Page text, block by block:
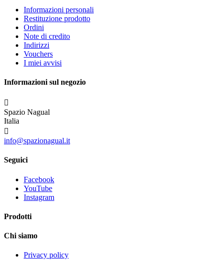
Informazioni personali
Restituzione prodotto
Ordini
Note di credito
Indirizzi
Vouchers
I miei avvisi
Informazioni sul negozio

Spazio Nagual
Italia

info@spazionagual.it
Seguici
Facebook
YouTube
Instagram
Prodotti
Chi siamo
Privacy policy